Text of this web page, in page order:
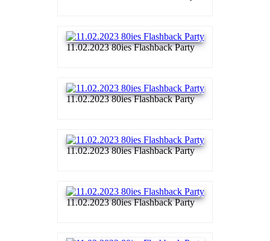
11.02.2023 80ies Flashback Party
11.02.2023 80ies Flashback Party
11.02.2023 80ies Flashback Party
11.02.2023 80ies Flashback Party